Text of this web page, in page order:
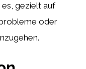
gezielt auf
oder